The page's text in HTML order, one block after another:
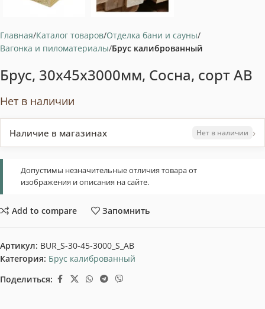
Главная Каталог товаров Отделка бани и сауны
Вагонка и пиломатериалы Брус калиброванный
Брус, 30x45x3000мм, Сосна, сорт AB
Нет в наличии
Наличие в магазинах Нет в наличии ›
Допустимы незначительные отличия товара от
изображения и описания на сайте.
Add to compare Запомнить
Артикул: BUR_S-30-45-3000_S_AB
Категория: Брус калиброванный
Поделиться: